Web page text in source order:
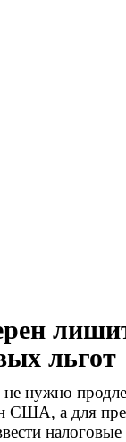
льгот
нужно
США, а для